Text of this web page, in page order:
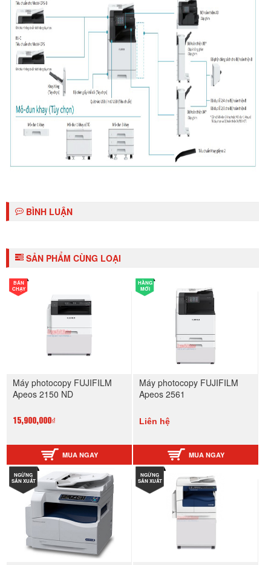
BÌNH LUẬN
SẢN PHẨM CÙNG LOẠI
BÁN
CHẠY
Máy photocopy FUJIFILM
Apeos 2150 ND
15,900,000₫
MUA NGAY
HÀNG
MỚI
Máy photocopy FUJIFILM
Apeos 2561
Liên hệ
MUA NGAY
NGỪNG
SẢN XUẤT
NGỪNG
SẢN XUẤT